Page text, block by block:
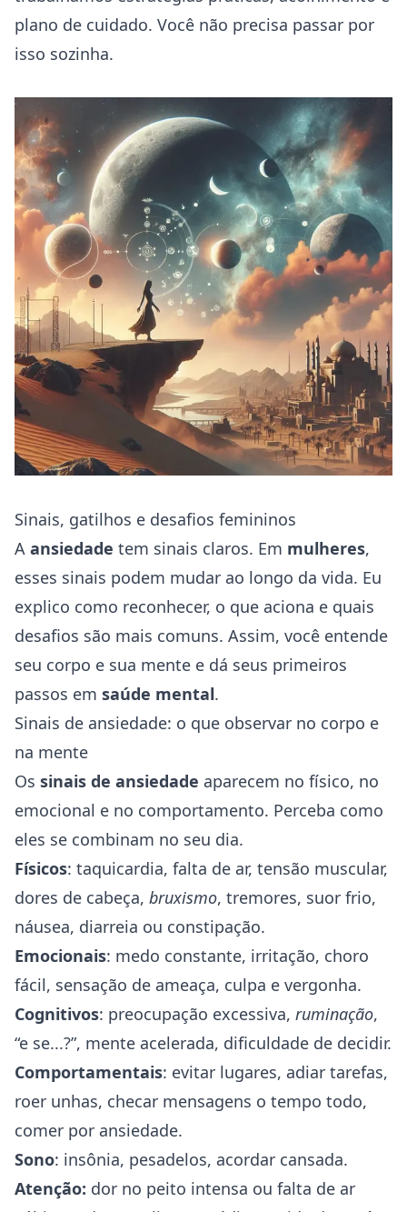
plano de cuidado. Você não precisa passar por
isso sozinha.
Sinais, gatilhos e desafios femininos
A ansiedade tem sinais claros. Em mulheres,
esses sinais podem mudar ao longo da vida. Eu
explico como reconhecer, o que aciona e quais
desafios são mais comuns. Assim, você entende
seu corpo e sua mente e dá seus primeiros
passos em saúde mental.
Sinais de ansiedade: o que observar no corpo e
na mente
Os sinais de ansiedade aparecem no físico, no
emocional e no comportamento. Perceba como
eles se combinam no seu dia.
Físicos: taquicardia, falta de ar, tensão muscular,
dores de cabeça, bruxismo, tremores, suor frio,
náusea, diarreia ou constipação.
Emocionais: medo constante, irritação, choro
fácil, sensação de ameaça, culpa e vergonha.
Cognitivos: preocupação excessiva, ruminação,
“e se...?”, mente acelerada, dificuldade de decidir.
Comportamentais: evitar lugares, adiar tarefas,
roer unhas, checar mensagens o tempo todo,
comer por ansiedade.
Sono: insônia, pesadelos, acordar cansada.
Atenção: dor no peito intensa ou falta de ar